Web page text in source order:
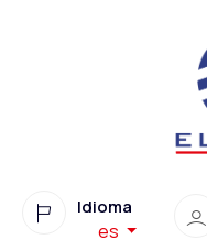
Idioma
es